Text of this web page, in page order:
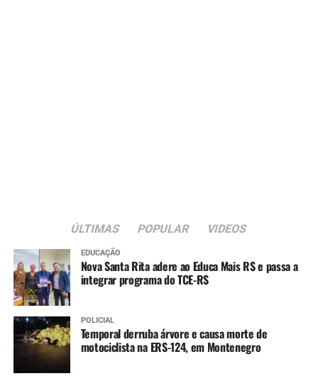
ÚLTIMAS POPULAR VIDEOS
EDUCAÇÃO
Nova Santa Rita adere ao Educa Mais RS e passa a
integrar programa do TCE-RS
POLICIAL
Temporal derruba árvore e causa morte de
motociclista na ERS-124, em Montenegro